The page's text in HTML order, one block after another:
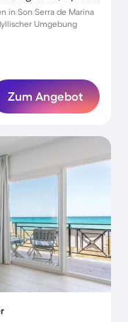
in Son Serra de Marina
Umgebung
Zum Angebot